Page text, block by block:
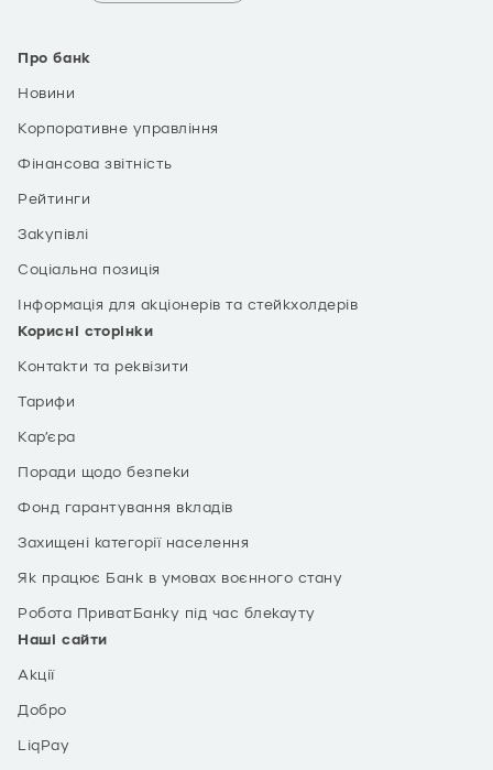
Про банк
Новини
Корпоративне управління
Фінансова звітність
Рейтинги
Закупівлі
Соціальна позиція
Інформація для акціонерів та стейкхолдерів
Корисні сторінки
Контакти та реквізити
Тарифи
Кар’єра
Поради щодо безпеки
Фонд гарантування вкладів
Захищені категорії населення
Як працює Банк в умовах воєнного стану
Робота ПриватБанку під час блекауту
Наші сайти
Акції
Добро
LiqPay